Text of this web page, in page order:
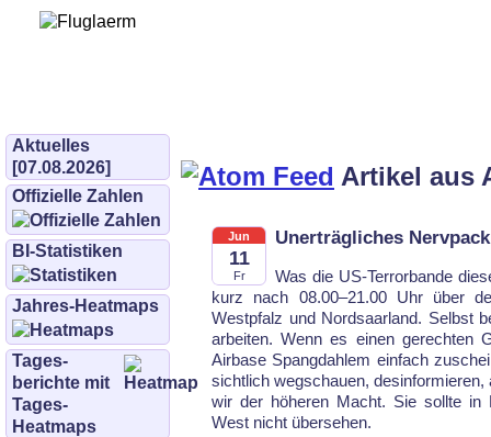
Aktuelles
[07.08.2026]
Offizielle Zahlen
BI-Statistiken
Jahres-Heatmaps
Tages­
berichte mit
Tages-
Heatmaps
Artikel aus
Jun
11
Fr
Unerträgliches
Was die US-Terrorbande
kurz nach 08.00–21.00 Uhr über
Westpfalz und Nordsaarland. Selbst
arbeiten. Wenn es einen gerechten
Airbase Spangdahlem ein­fach
sicht­lich wegschauen,
wir der höheren Macht. Sie sollte in
West nicht übersehen.